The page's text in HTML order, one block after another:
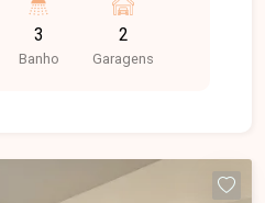
escolas,
academias e diversos
conforto,
da locação a confirmar).
com lavabo, sala para
3
Banho
2
Garagens